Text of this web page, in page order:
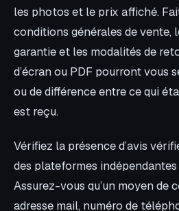
les photos et le prix affiché.
conditions générales de vente,
garantie et les modalités de
d’écran ou PDF pourront vous
ou de différence entre ce qui
est reçu.
Vérifiez la présence d’avis
des plateformes
Assurez-vous qu’un moyen de
adresse mail, numéro de